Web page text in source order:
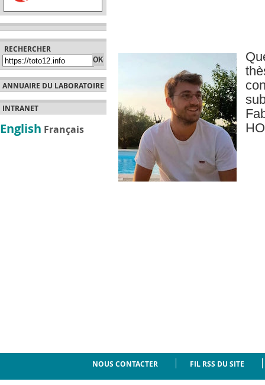
RECHERCHER
ANNUAIRE DU LABORATOIRE
INTRANET
English Français
NOUS CONTACTER FIL RSS DU SITE